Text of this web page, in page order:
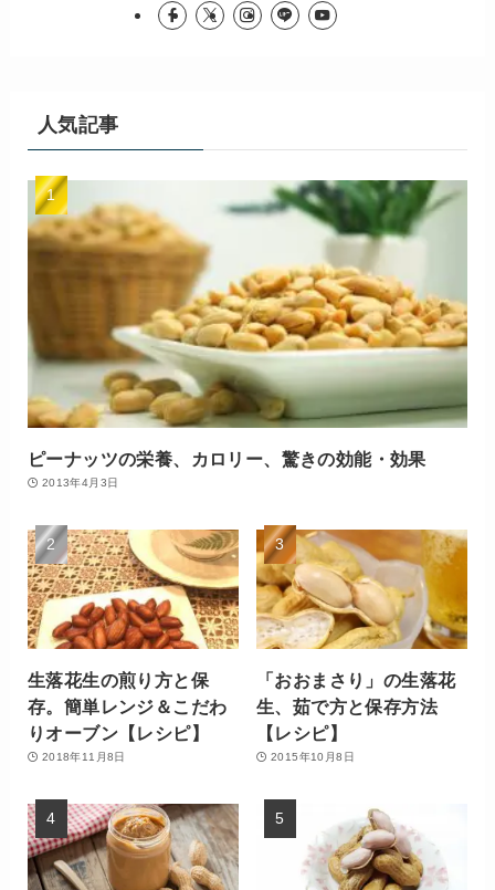
人気記事
ピーナッツの栄養、カロリー、驚きの効能・効果
2013年4月3日
生落花生の煎り方と保
存。簡単レンジ＆こだわ
りオーブン【レシピ】
2018年11月8日
「おおまさり」の生落花
生、茹で方と保存方法
【レシピ】
2015年10月8日